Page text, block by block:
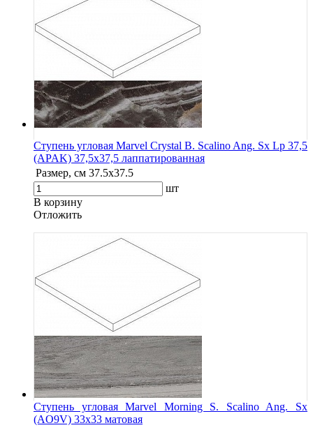
Ступень угловая Marvel Crystal B. Scalino Ang. Sx Lp 37,5
(APAK) 37,5x37,5 лаппатированная
Размер, см 37.5x37.5
шт
В корзину
Oтложить
Ступень угловая Marvel Morning S. Scalino Ang. Sx
(AO9V) 33x33 матовая